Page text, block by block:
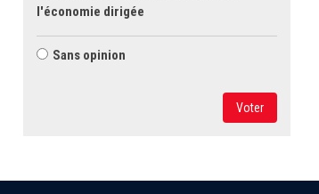
l'économie dirigée
Sans opinion
Voter